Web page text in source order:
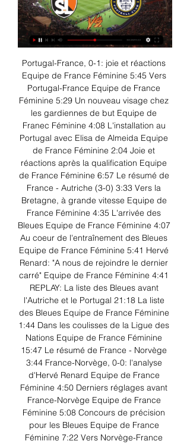
Portugal-France, 0-1: joie et réactions Equipe de France Féminine 5:45 Vers Portugal-France Equipe de France Féminine 5:29 Un nouveau visage chez les gardiennes de but Equipe de Franec Féminine 4:08 L'installation au Portugal avec Elisa de Almeida Equipe de France Féminine 2:04 Joie et réactions après la qualification Equipe de France Féminine 6:57 Le résumé de France - Autriche (3-0) 3:33 Vers la Bretagne, à grande vitesse Equipe de France Féminine 4:35 L'arrivée des Bleues Equipe de France Féminine 4:07 Au coeur de l'entraînement des Bleues Equipe de France Féminine 5:41 Hervé Renard: "A nous de rejoindre le dernier carré" Equipe de France Féminine 4:41 REPLAY: La liste des Bleues avant l'Autriche et le Portugal 21:18 La liste des Bleues Equipe de France Féminine 1:44 Dans les coulisses de la Ligue des Nations Equipe de France Féminine 15:47 Le résumé de France - Norvège 3:44 France-Norvège, 0-0: l'analyse d'Hervé Renard Equipe de France Féminine 4:50 Derniers réglages avant France-Norvège Equipe de France Féminine 5:08 Concours de précision pour les Bleues Equipe de France Féminine 7:22 Vers Norvège-France Equipe de France Féminine 5:49 Les Bleues, de Clairefontaine à Oslo Equipe de France Féminine 5:10 Travail devant le but Equipe de France Féminine 5:28 L'entraînement des Bleues devant leur public Equipe de France Féminine 3:25 L'arrivée des Bleues Equipe de France Féminine 6:19 Hervé Renard: "Conserver notre leadership" Equipe de France Féminine 4:30 Equipe de France Futsal Le film de la folle soirée des Bleus qualifiés pour la Coupe du Monde 2024 Equipe de France de Futsal 11:38 France-Slovaquie (7-1) Equipe de France de Futsal 5:56 Croatie-France (1-2) Résumé Futsal 6:16 L'exploit de Bleus en Croatie (1-2) Futsal 10:03 Croatie-France (1-2) Replay Futsal 02:09:09 Les coulisses de France-Croatie (5-2) Futsal 8:51 France-Croatie (5-2) Résumé Futsal 3:36 Derniers réglages avant la Croatie Futsal 5:08 Les Bleus préparent la Croatie Futsal 5:16 Avec les Bleus pour France-Allemagne (6-2) Futsal 9:38 France-Allemagne (6-2) Résumé Futsal 3:01 Les Bleus à Laval Futsal 6:24 Les coulisses de Slovaquie-France (4-4) Futsal 9:00 Les Bleus en mission Coupe du Monde Futsal 5:11 Paraguay-France (5-3) Résumé Futsal 5:19 Paraguay-France (3-1) Résumé Futsal 4:01 Maroc-France (4-4) au plus près des Bleus Futsal 9:00 Dernière séance avant la "finale"! Futsal 3:55 Victoire des "Blancs", des "Bleus", des "Orange"? A découvrir Futsal 2:49 Inza Kone: "J'ai toujours pensé aux Bleus" Futsal 5:11 Futsal: Les Bleus sont au Maroc Futsal 5:44 Monténégro-France (1-9) Résumé Futsal 3:20 Les coulisses de Serbie-France Futsal 11:06 D1 Arkema D1 Arkema J11 I EA Guingamp - Dijon FCO (1-1) en replay Replay J11 02:06:30 - D1 Arkema J11 I LOSC - Stade de Reims (2-5) en replay Replay J11 02:11:23 - J10: tous les buts D1 Arkema 7:47 J10 | Le Havre AC – Paris Saint-Germain (1-1) Résumé 2:21 Premium D1 Arkema Girondins Bordeaux - ASSE en direct D1 Arkema - Premium D1 Arkema LOSC - Stade de Reims en direct D1 Arkema - Premium D1 Arkema EA Guingamp - Dijon FCO en direct D1 Arkema - J10 | Olympique Lyonnais – Lille OSC (5-0) Résumé 3:29 J10 | AS Saint-Etienne – EA Guingamp (2-1) Résumé 2:38 J10: Montpellier - Paris FC (1-4) Résumé 3:55 J10 I Stade de Reims – FC Fleury 91 (2-0) Résumé 4:05 D1 Arkema J10 I ASSE - EA Guingamp (2-1) en replay Replay J10 02:13:42 - D1 Arkema J10 I Stade de Reims - FC Fleury (2-0) en replay Replay J10 02:07:59 - D1 Arkema J10 I Montpellier HSC - Paris FC (1-4) en replay Replay J10 02:06:39 - D1 Arkema J10 I Dijon FCO - Girondins de Bordeaux (1-0) en replay Replay J10 02:06:11 - Premium D1 Arkema Dijon FCO - Girondins de Bordeaux FC en direct D1 Arkema - J9: Top Arrets D1 Arkema 54s J9: Top Buts D1 Arkema 1:04 J9: tous les buts D1 Arkema 11:00 J9 | FC Fleury – Le Havre AC (2-2) Résumé 2:28 J9 | EA Guingamp – Olympique Lyonnais (1-5) Résumé 3:56 J9 I Paris Saint-Germain – Montpellier HSC (4-1) Résumé 3:31 J9 | DIJON FCO - AS SAINT-ÉTIENNE (3-2) Résumé 2:55 J9 I Stade de Reims – Paris FC (1-1) Résumé 5:44 D1 Arkema J9 I Stade de Reims - Paris FC (1-1) en replay Replay J9 02:08:30 - D1 Arkema J9 I PSG - Montpellier HSC (4-1) en replay Replay J9 02:12:23 - Sélections Nationales Si près des étoiles, le film de la Coupe du Monde U17 U17 28:03 France - Allemagne (2-2, 4 tab 2) Finale du mondial U17 12:09 France-Mali (2-1) U18 5:01 France-Ouzbékistan (1-0) Mondial U18 2:04 France-USA (3-0) Mondial U18 2:04 Voir plus ESPOIRS Le Film de la semaine des Espoirs: premiers accrocs Equipe de France Espoirs 17:39 Le Film de la semaine des Espoirs: reçu 3 sur 3 Equipe de France Espoirs 19:26 Les Bleuets brillent face à Chypre (9-0) Equipe de France Espoirs 11:28 Lesley Ugochukwu: "finir avec un 3 sur 3" Equipe de France Espoirs 2:23 Résumé Bosnie 1-2 France Espoirs et réaction de Thierry Henry Equipe de France Espoirs 9:34 Dernier entraînement avant France Espoirs - Bosnie Equipe de France Espoirs 3:13 Les Espoirs de Thierry Henry de retour à Clairefontaine Equipe de France Espoirs 3:59 Thierry Henry présente sa liste et la stage des Espoirs Equipe de France Espoirs 5:05 Le Film de la semaine des Espoirs de Thierry Henry Equipe de France Espoirs 21:49 Résumé Slovénie 0-4 France Espoirs et réaction de Thierry Henry Equipe de France Espoirs 6:02 Derniers réglages avant France Espoirs Slovénie Equipe de France Espoirs 2:19 Résumé France Espoirs 4-1 Danemark et réaction de Thierry Henry Equipe de France Espoirs 8:22 Les Espoirs à la veille de leur premier match de la saison Equipe de France Espoirs 2:59 Les Bleuets de Thierry Henry lancent leur nouvelle aventure Equipe de France Espoirs 4:09 Thierry Henry présente le prochain rassemblement des Espoirs Equipe de France Espoirs 4:08 Les premiers mots de Thierry Henry, nouveau sélectionneur Espoirs Equipe de France Espoirs 10:07 France-Suisse (4-1) Résumé Espoirs 2:27 France-Norvège (1-0) Résumé Espoirs 2:30 France-Italie (2-1) Résumé Espoirs 2:21 La préparation continue avant l'Euro Equipe de France Espoirs 3:11 Résumé et réaction Angleterre - France Espoirs (4-0) Equipe de France Espoirs 4:45 Début du rassemblement pour les Espoirs Equipe de France Espoirs 1:57 Sylvain Ripoll présente sa liste et le rassemblement des Espoirs Equipe de France Espoirs 2:40 Le film de la semaine des Bleuets épisode 2 Espoirs 22:03 Le film de la semaine des Bleuets épisode 1 Espoirs 16:23 Compilation des derniers buts des Espoirs 1:38 COUPE DE FRANCE FÉMININE 2E TOUR I LE FC NANTES AU MENTAL FACE À ALBI MARSSAC (1-1, 4 TAB À 2) Coupe de France Féminine - Résumé 5:07 Trophée des Championnes: joie et réactions lyonnaises Trophée des Championnes 5:18 Les Lyonnaises remportent leur 10eme Coupe de France Coupe de France Féminine 5:13 Joie et réactions après la victoire en finale des Lyonnaises Coupe de France Féminine 3:16 Eugénie Le Sommer: "Toujours sérré face au PSG" Coupe de France Féminine 2:19 Le parcours de l'Olympique Lyonnais Coupe de France Féminine 3:17 Le parcours du Paris Saint-Germain Coupe de France Féminine 4:36 Le PSG et l'OL en finale, les buts de leur qualification Coupe de France Féminine 5:01 Le FC Fleury continue de rêver avant sa demi-finale face à Lyon Coupe de France Féminine 3:56 Tous les buts des quarts de finale Coupe de France 9:13 Quarts I Le PSG passe aux tirs au but et file en demie finale Coupe de France 6:27 Le tirage des demi-finales en replay Coupe de France Féminine - Replay 10:46 COUPE GAMBARDELLA-CRÉDIT AGRICOLE Monaco prend le meilleur sur Clermont et remporte la Coupe Gambardella Crédit Agricole Gambardella 5:10 Monaco remporte la Coupe Gambardella-Crédit Agricole Coupe Gambardella-CA 3:45 Les mots du coach clermontois avant la finale de la Coupe Gambardella-Crédit Agricole 4:11 L'AS Monaco se défait de Pau et file en finale Gambardella-Crédit Agricole - Résumé 3:46 Au bout du suspense, Clermont s'offre une première finale (2-2, 5 tab à 4) Gambardella-Crédit Agricole - Résumé 4:25 DEMI-FINALE I CLERMONT FOOT 63 - STADE RENNAIS (2-2, 5 TAB À 4) EN REPLAY Coupe Gambardella-Crédit Agricole 02:28:25 DEMI-FINALE I PAU FC - AS MONACO (0-2) EN REPLAY Coupe Gambardella-Crédit Agricole 02:07:55 Tous les buts et temps forts des quarts de finale Coupe Gambardella-Crédit Agricole 11:30 Quarts I Clermont met fin au rêve de Carquefou et poursuit le sien (4-0) Coupe Gambardella-Crédit Agricole - Résumé 3:24 Quarts I Des émotions fortes pour le Stade Rennais (2-2, 7 tab à 6) Coupe Gambardella-Crédit Agricole - Résumé 6:20 Quarts I Monaco bat Nantes (1-0) et rallie le dernier carré Coupe Gambardella-Crédit Agricole - Résumé 2:34 QUARTS I USJA CARQUEFOU - CLERMONT FOOT 63 (0-4) EN REPLAY Coupe Gambardella-Crédit Agricole - Replay 01:57:11 QUARTS I STADE RENNAIS - AJ AUXERRE (2-2, 7 TAB À 6) EN REPLAY Coupe Gambardella-Crédit Agricole - Replay 02:19:54 QUARTS I FC NANTES - AS MONACO (0-1) EN REPLAY Coupe Gambardella-Crédit Agricole - Replay 01:57:42 QUARTS I PAU FC - OLYMPIQUE LYONNAIS (1-1, 4 TAB À 3) EN REPLAY Gambardella-Crédit Agricole - Replay 02:15:47 Tous les buts des 8es de finale Coupe Gambardella-Crédit Agricole 11:43 8es I Le Clermont Foot 63 fait céder Marignane Gignac FC (2-4) Coupe Gambardella-Crédit Agricole - Résumé 4:02 8es I L'USJA Carquefou héroïque face à Bordeaux (3-3, 4 tab à 3) Coupe Gambardella-Crédit Agricole - Résumé 4:23 8es I Fin d'épopée avec les honneurs pour le FC Rouen 1899 Coupe Gambardella-Crédit Agricole - Résumé 2:53 8es I Le Stade Rennais plus efficace que l'ESTAC (1-1, 2 tab à 3) Coupe Gambardella-Crédit Agricole - Résumé 5:28 8es I Le FC Nantes au rendez-vous des quarts de finale Coupe Gambardella-Crédit Agricole - Résumé 5:43 8es I L'AJ Auxerre au forceps face au LOSC (2-2, 2 tab à 4) Coupe Gambardella-Crédit Agricole - Résumé 6:58 8es I L'OL U18 toujours en course pour conserver son trophée Résumé 4:45 8es I FC Metz - Olympique Lyonnais U18 (1-3) en replay Coupe Gambardella-Crédit Agricole 02:08:44 8es I ESTAC Troyes - Stade Rennais (